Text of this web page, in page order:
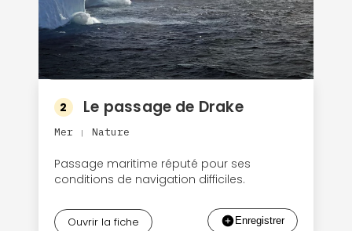
2 Le passage de Drake
Mer | Nature
Passage maritime réputé pour ses
conditions de navigation difficiles.
Ouvrir la fiche